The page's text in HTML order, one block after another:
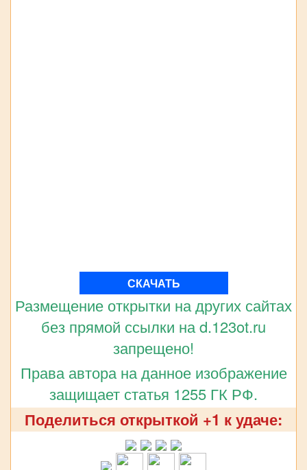
СКАЧАТЬ
Размещение открытки на других сайтах
без прямой ссылки на d.123ot.ru
запрещено!
Права автора на данное изображение
защищает статья 1255 ГК РФ.
Поделиться открыткой +1 к удаче: